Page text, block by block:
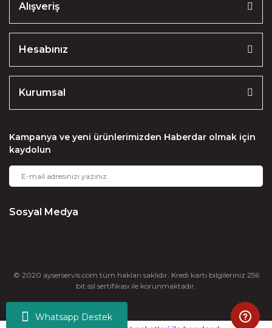
Whatsapp Destek
Alışveriş
Hesabınız
Kurumsal
Kampanya ve yeni ürünlerimizden Haberdar olmak için
kaydolun
Sosyal Medya
© 2020 ayserservis.com tüm hakları saklıdır. Kredi kartı bilgileriniz 256
bit ssl sertifikası ile korunmaktadır.